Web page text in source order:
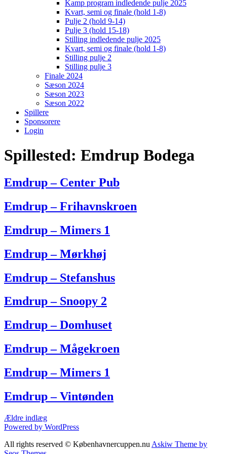
Kamp program indledende pulje 2025
Kvart, semi og finale (hold 1-8)
Pulje 2 (hold 9-14)
Pulje 3 (hold 15-18)
Stilling indledende pulje 2025
Kvart, semi og finale (hold 1-8)
Stilling pulje 2
Stilling pulje 3
Finale 2024
Sæson 2024
Sæson 2023
Sæson 2022
Spillere
Sponsorere
Login
Spillested: Emdrup Bodega
Emdrup – Center Pub
Emdrup – Frihavnskroen
Emdrup – Mimers 1
Emdrup – Mørkhøj
Emdrup – Stefanshus
Emdrup – Snoopy 2
Emdrup – Domhuset
Emdrup – Mågekroen
Emdrup – Mimers 1
Emdrup – Vintønden
Navigation
til
indlæg
Ældre indlæg
Powered by WordPress
All rights reserved © Københavnercuppen.nu Askiw Theme by